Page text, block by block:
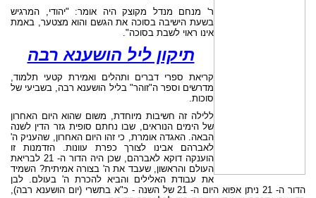
ר' מנחם מנדל מקוצק היה אומר: "יהודי, המרגיש
בשעת הישיבה בסוכה את הגשם והוא מצטער, באמת
אינו ראוי לשבת בסוכה".
תיקון ליל הושענא רבה
קריאת ספרי דברים ותהלים ואמירת קטעי תלמוד,
מדרשים וספר ה"זוהר" בליל הושענא רבה, בשביעי של
סוכות.
ללילה זה חשיבות מיוחדת, משום שהוא היום האחרון
של הימים הנוראים, שבו נחתם סופית גזר הדין לשנה
הבאה. האגדה אומרת, כי זהו היום האחרון, שהעניק ה'
לאברהם אבינו לצורך כפרת עוונות. הזדמנות זו
הוענקה דוקא לאברהם, שכן היה הדור ה- 21 לבריאת
העולם והראשון, שעבד את ה' בצורה אמיתית? השמיד
את עבודת האלילים והביא להכרת ה' בעולם. לבן
הדור ה- 21 ניתן אפוא היום ה- 21 של השנה - כ"א בתשרי (יום הושענא רבה),